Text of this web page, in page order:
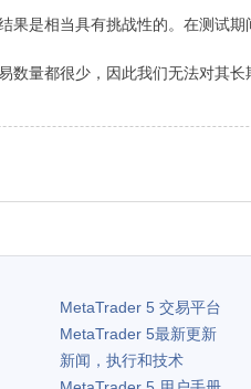
果是相当具有挑战性的。在测试
数量都很少，因此我们无法对其长
MetaTrader 5交易平台
MetaTrader 5最新更新
新闻，执行和技术